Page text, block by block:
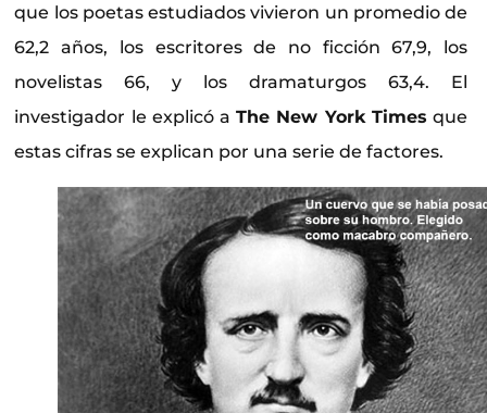
que los poetas estudiados vivieron un promedio de
62,2 años, los escritores de no ficción 67,9, los
novelistas 66, y los dramaturgos 63,4. El
investigador le explicó aThe New York Times que
estas cifras se explican por una serie de factores.